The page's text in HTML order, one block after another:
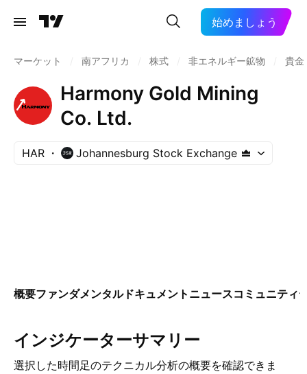
始めましょう
マーケット 南アフリカ 株式 非エネルギー鉱物 貴金
Harmony Gold Mining
Co. Ltd.
HAR Johannesburg Stock Exchange
概要ファンダメンタルドキュメント ニュースコミュニティ
インジケーターサマリー
選択した時間足のテクニカル分析の概要を確認できま